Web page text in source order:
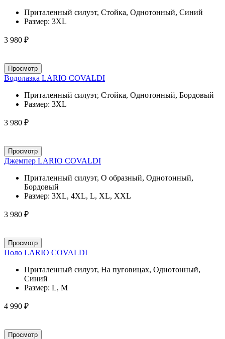
Приталенный силуэт, Стойка, Однотонный, Синий
Размер: 3XL
3 980 ₽
Просмотр
Водолазка LARIO COVALDI
Приталенный силуэт, Стойка, Однотонный, Бордовый
Размер: 3XL
3 980 ₽
Просмотр
Джемпер LARIO COVALDI
Приталенный силуэт, О образный, Однотонный,
Бордовый
Размер: 3XL, 4XL, L, XL, XXL
3 980 ₽
Просмотр
Поло LARIO COVALDI
Приталенный силуэт, На пуговицах, Однотонный,
Синий
Размер: L, M
4 990 ₽
Просмотр